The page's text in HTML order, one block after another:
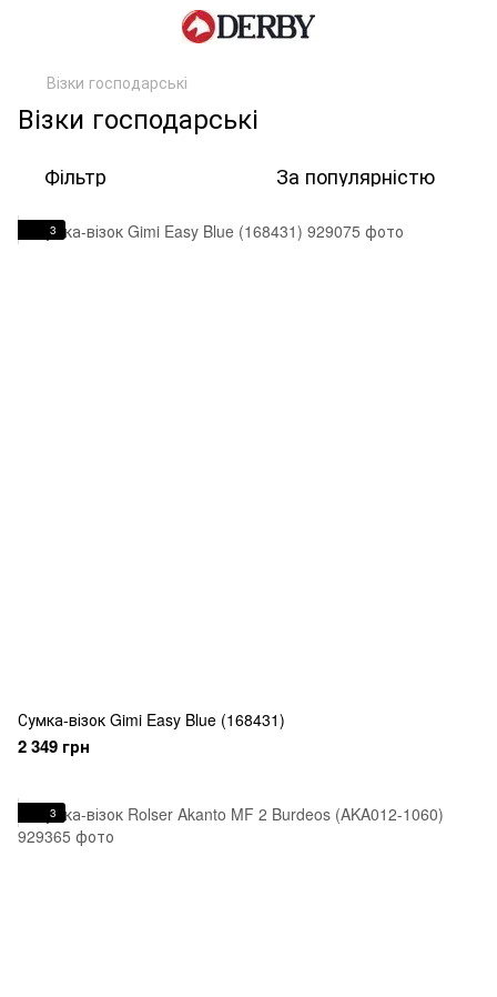
Візки господарські
Візки господарські
Фільтр За популярністю
3
Сумка-візок Gimi Easy Blue (168431)
2 349 грн
3